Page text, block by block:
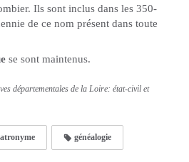
Ils sont inclus dans les 350-
de ce nom présent dans toute
se sont maintenus.
départementales de la Loire: état-civil et
généalogie